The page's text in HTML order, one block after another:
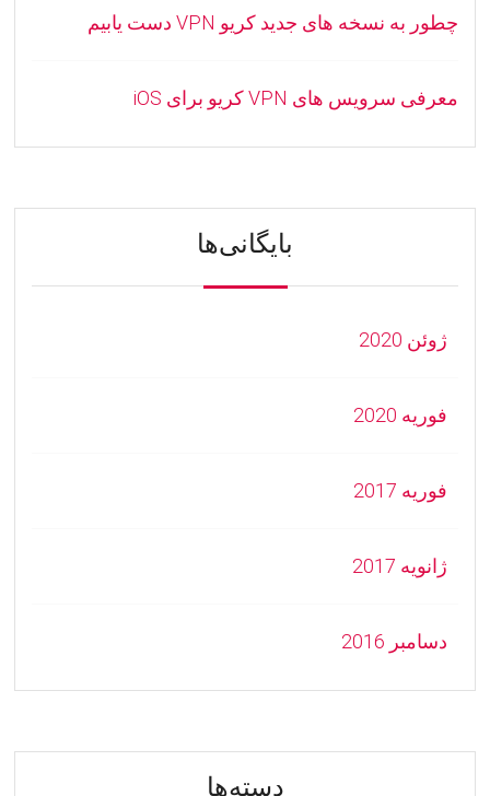
چطور به نسخه های جدید کریو VPN دست یابیم
معرفی سرویس های VPN کریو برای iOS
بایگانی‌ها
ژوئن 2020
فوریه 2020
فوریه 2017
ژانویه 2017
دسامبر 2016
دسته‌ها